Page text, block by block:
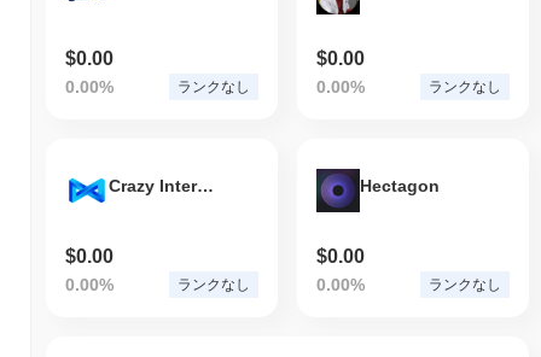
$0.00
0.00% ランクなし
$0.00
0.00% ランクなし
Crazy Internet Coin
$0.00
0.00% ランクなし
Hectagon
$0.00
0.00% ランクなし